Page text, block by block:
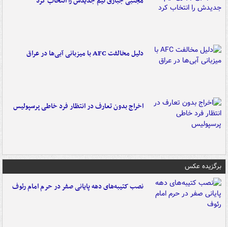
دلیل مخالفت AFC با میزبانی آبی‌ها در عراق
اخراج بدون تعارف در انتظار فرد خاطی پرسپولیس
برگزیده عکس
نصب کتیبه‌های دهه پایانی صفر در حرم امام رئوف